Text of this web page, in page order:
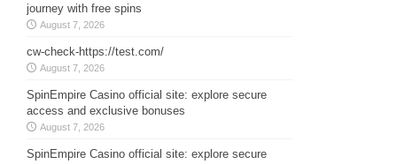
journey with free spins
August 7, 2026
cw-check-https://test.com/
August 7, 2026
SpinEmpire Casino official site: explore secure
access and exclusive bonuses
August 7, 2026
SpinEmpire Casino official site: explore secure